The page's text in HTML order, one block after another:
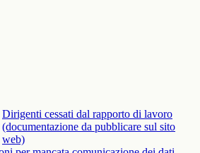
Dirigenti cessati dal rapporto di lavoro
(documentazione da pubblicare sul sito
web)